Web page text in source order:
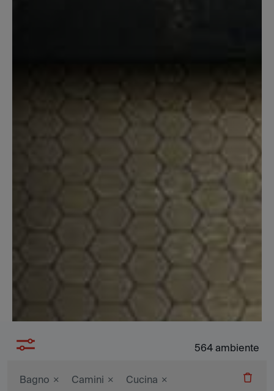
564ambiente
Bagno Camini
Cucina